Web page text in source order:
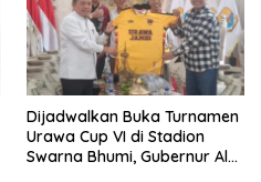
Dijadwalkan Buka Turnamen
Urawa Cup VI di Stadion
Swarna Bhumi, Gubernur Al